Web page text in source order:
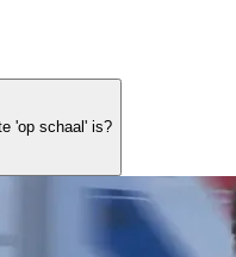
'op schaal' is?